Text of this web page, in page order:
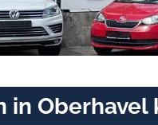
in Oberhavel